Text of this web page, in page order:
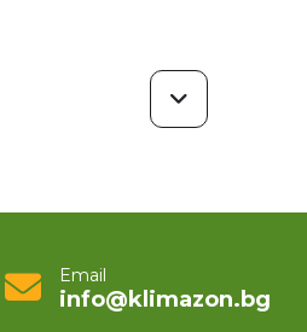
Email
info@klimazon.bg